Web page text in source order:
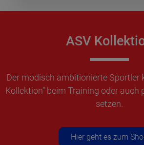
ASV
Der modisch ambitionierte Sportler
Kollektion“ beim Training oder auch
setzen.
Hier geht es zum